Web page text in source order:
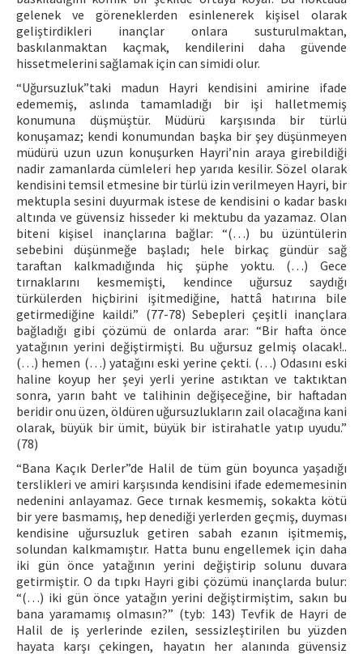
gelenek ve göreneklerden esinlenerek kişisel olarak
geliştirdikleri inançlar onlara susturulmaktan,
baskılanmaktan kaçmak, kendilerini daha güvende
hissetmelerini sağlamak için can simidi olur.
“Uğursuzluk”taki madun Hayri kendisini amirine ifade
edememiş, aslında tamamladığı bir işi halletmemiş
konumuna düşmüştür. Müdürü karşısında bir türlü
konuşamaz; kendi konumundan başka bir şey düşünmeyen
müdürü uzun uzun konuşurken Hayri’nin araya girebildiği
nadir zamanlarda cümleleri hep yarıda kesilir. Sözel olarak
kendisini temsil etmesine bir türlü izin verilmeyen Hayri, bir
mektupla sesini duyurmak istese de kendisini o kadar baskı
altında ve güvensiz hisseder ki mektubu da yazamaz. Olan
biteni kişisel inançlarına bağlar: “(…) bu üzüntülerin
sebebini düşünmeğe başladı; hele birkaç gündür sağ
taraftan kalkmadığında hiç şüphe yoktu. (…) Gece
tırnaklarını kesmemişti, kendince uğursuz saydığı
türkülerden hiçbirini işitmediğine, hattâ hatırına bile
getirmediğine kaildi.” (77-78) Sebepleri çeşitli inançlara
bağladığı gibi çözümü de onlarda arar: “Bir hafta önce
yatağının yerini değiştirmişti. Bu uğursuz gelmiş olacak!..
(…) hemen (…) yatağını eski yerine çekti. (…) Odasını eski
haline koyup her şeyi yerli yerine astıktan ve taktıktan
sonra, yarın baht ve talihinin değişeceğine, bir haftadan
beridir onu üzen, öldüren uğursuzlukların zail olacağına kani
olarak, büyük bir ümit, büyük bir istirahatle yatıp uyudu.”
(78)
“Bana Kaçık Derler”de Halil de tüm gün boyunca yaşadığı
terslikleri ve amiri karşısında kendisini ifade edememesinin
nedenini anlayamaz. Gece tırnak kesmemiş, sokakta kötü
bir yere basmamış, hep denediği yerlerden geçmiş, duyması
kendisine uğursuzluk getiren sabah ezanın işitmemiş,
solundan kalkmamıştır. Hatta bunu engellemek için daha
iki gün önce yatağının yerini değiştirip solunu duvara
getirmiştir. O da tıpkı Hayri gibi çözümü inançlarda bulur:
“(…) iki gün önce yatağın yerini değiştirmiştim, sakın bu
bana yaramamış olmasın?” (tyb: 143) Tevfik de Hayri de
Halil de iş yerlerinde ezilen, sessizleştirilen bu yüzden
hayata karşı çekingen, hayatın her alanında güvensiz